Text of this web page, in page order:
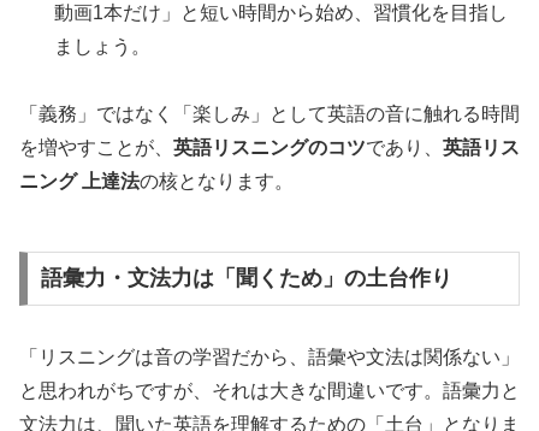
動画1本だけ」と短い時間から始め、習慣化を目指し
ましょう。
「義務」ではなく「楽しみ」として英語の音に触れる時間
を増やすことが、 英語リスニングのコツであり、 英語リス
ニング 上達法の核となります。
語彙力・文法力は「聞くため」の土台作り
「リスニングは音の学習だから、語彙や文法は関係ない」
と思われがちですが、それは大きな間違いです。語彙力と
文法力は、聞いた英語を理解するための「土台」となりま